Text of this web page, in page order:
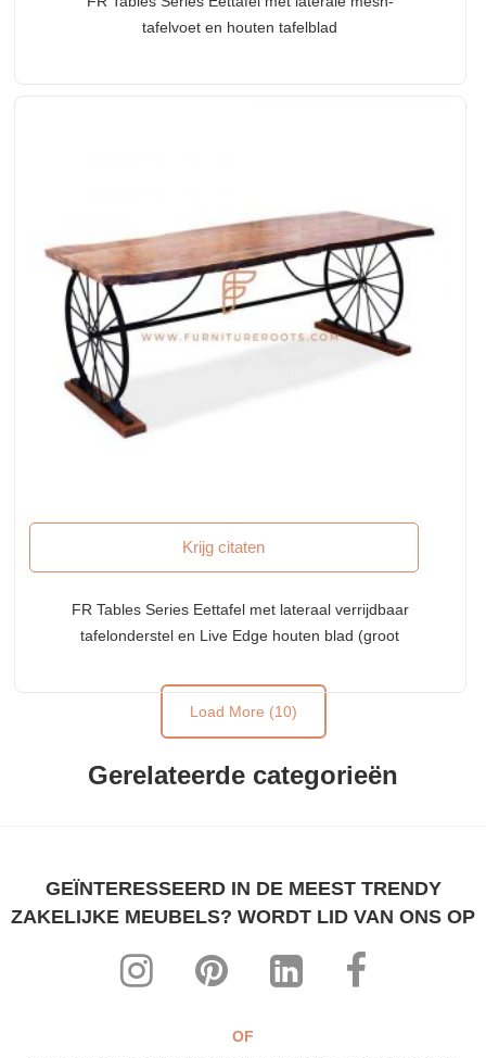
tafelvoet en houten tafelblad
Krijg citaten
FR Tables Series Eettafel met lateraal verrijdbaar
tafelonderstel en Live Edge houten blad (groot
Load More (10)
Gerelateerde categorieën
GEÏNTERESSEERD IN DE MEEST TRENDY
ZAKELIJKE MEUBELS? WORDT LID VAN ONS OP
OF